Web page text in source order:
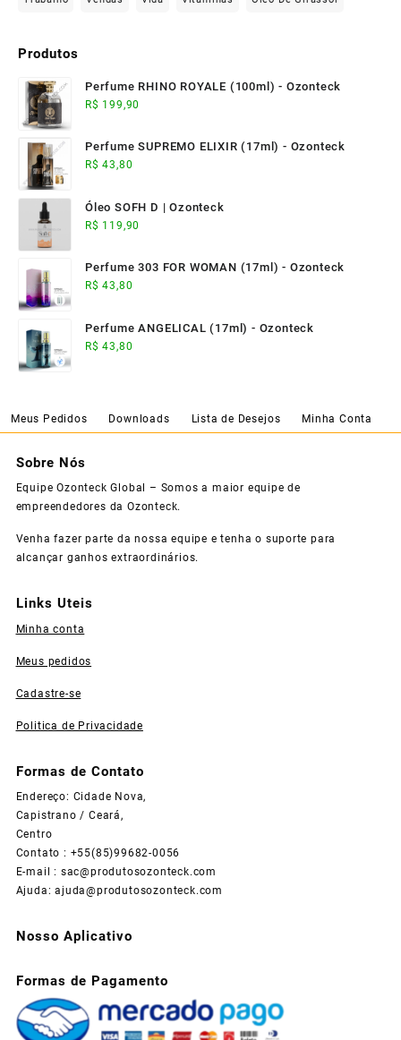
Produtos
Perfume RHINO ROYALE (100ml) - Ozonteck
R$ 199,90
Perfume SUPREMO ELIXIR (17ml) - Ozonteck
R$ 43,80
Óleo SOFH D | Ozonteck
R$ 119,90
Perfume 303 FOR WOMAN (17ml) - Ozonteck
R$ 43,80
Perfume ANGELICAL (17ml) - Ozonteck
R$ 43,80
Meus Pedidos Downloads Lista de Desejos Minha Conta
Sobre Nós
Equipe Ozonteck Global – Somos a maior equipe de
empreendedores da Ozonteck.
Venha fazer parte da nossa equipe e tenha o suporte para
alcançar ganhos extraordinários.
Links Uteis
Minha conta
Meus pedidos
Cadastre-se
Politica de Privacidade
Formas de Contato
Endereço: Cidade Nova,
Capistrano / Ceará,
Centro
Contato : +55(85)99682-0056
E-mail : sac@produtosozonteck.com
Ajuda:ajuda@produtosozonteck.com
Nosso Aplicativo
Formas de Pagamento